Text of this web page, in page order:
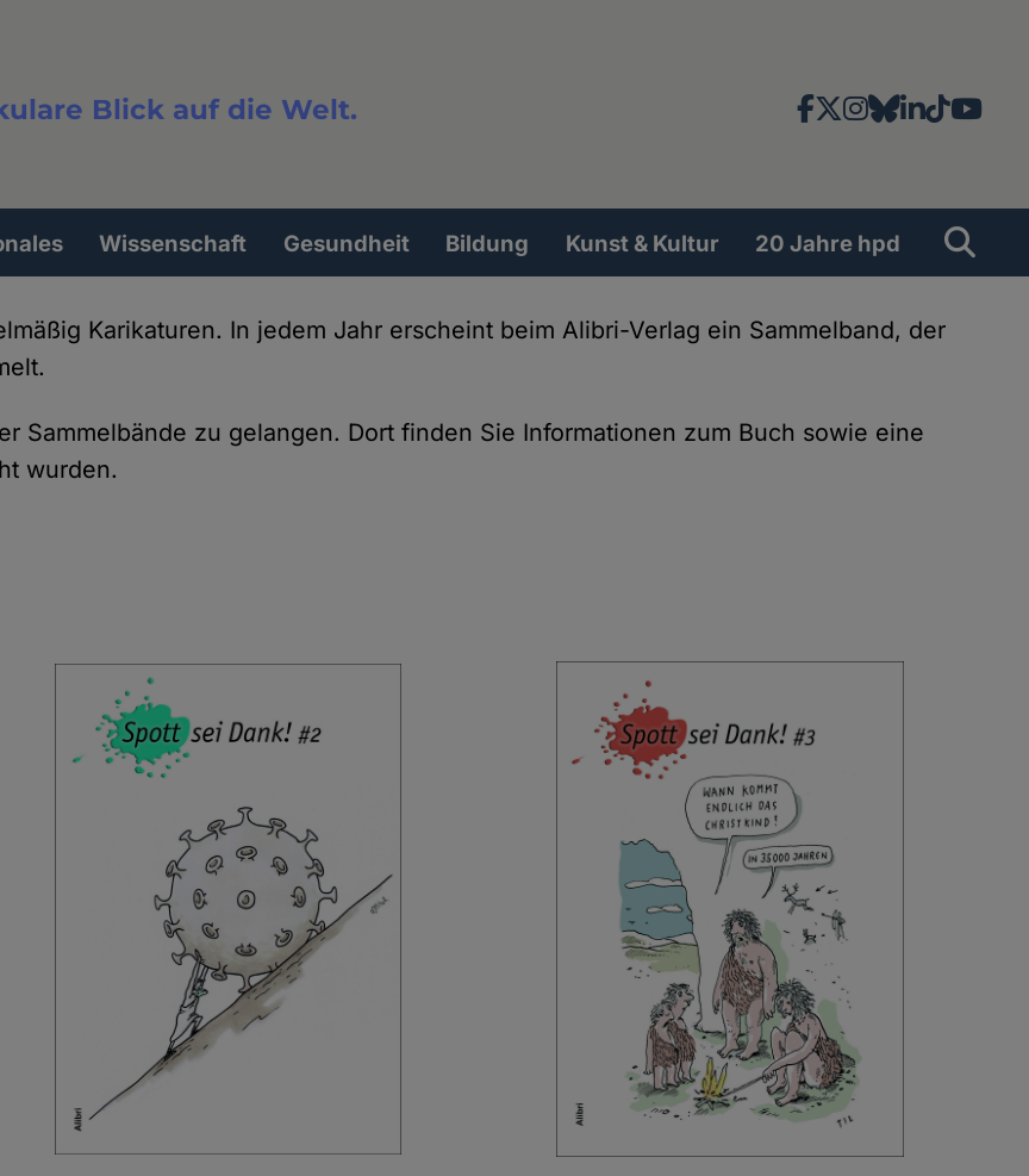
Blick auf die Welt.
News-
Social
Network
Facebook
X Instagram
Bluesky
LinkedIn
TikTok
Suche
Wissenschaft Gesundheit Bildung Kunst & Kultur 20 Jahre hpd
Karikaturen. In jedem Jahr erscheint beim Alibri-Verlag ein Sammelband, der
Sammelbände zu gelangen. Dort finden Sie Informationen zum Buch sowie eine
wurden.